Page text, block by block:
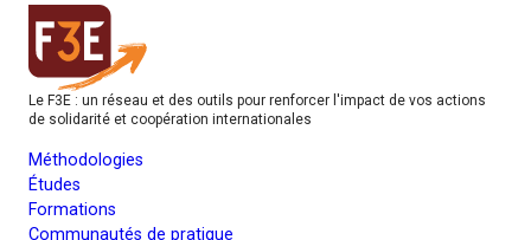
Le F3E : un réseau et des outils pour renforcer l'impact de vos actions
de solidarité et coopération internationales
Méthodologies
Études
Formations
Communautés de pratique